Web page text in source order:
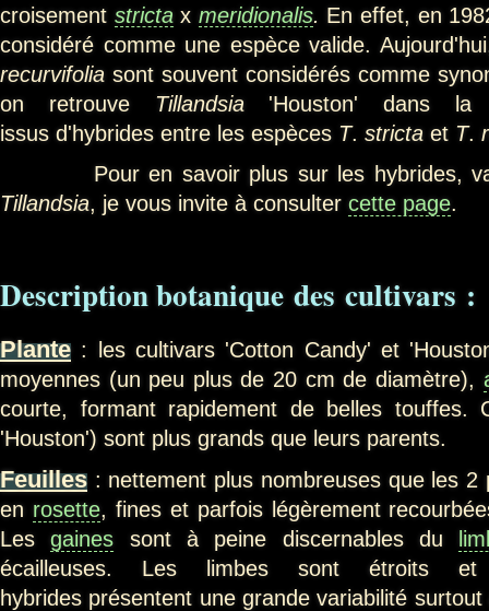
croisement strictax meridionalis. En effet, en
considéré comme une espèce valide.
recurvifolia sont souvent considérés comme
on retrouve Tillandsia'Houston' dans la
issus d'hybrides entre les espèces T. stricta et T.
Pour en savoir plus sur les hybrides,
Tillandsia, je vous invite à consulter cette page.
Description botanique des cultivars :
Plante : les cultivars 'Cotton Candy' et
moyennes (un peu plus de 20 cm de diamètre),
courte, formant rapidement de belles touffes.
'Houston') sont plus grands que leurs parents.
Feuilles : nettement plus nombreuses que les 2
en rosette, fines et parfois légèrement
Lesgaines sont à peine discernables du
écailleuses. Les limbes sont étroits et
hybrides présentent une grande variabilité